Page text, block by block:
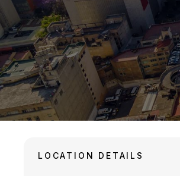
LOCATION DETAILS